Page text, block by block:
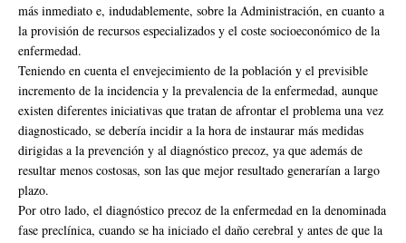
más inmediato e, indudablemente, sobre la Administración, en cuanto a
la provisión de recursos especializados y el coste socioeconómico de la
enfermedad.
Teniendo en cuenta el envejecimiento de la población y el previsible
incremento de la incidencia y la prevalencia de la enfermedad, aunque
existen diferentes iniciativas que tratan de afrontar el problema una vez
diagnosticado, se debería incidir a la hora de instaurar más medidas
dirigidas a la prevención y al diagnóstico precoz, ya que además de
resultar menos costosas, son las que mejor resultado generarían a largo
plazo.
Por otro lado, el diagnóstico precoz de la enfermedad en la denominada
fase preclínica, cuando se ha iniciado el daño cerebral y antes de que la